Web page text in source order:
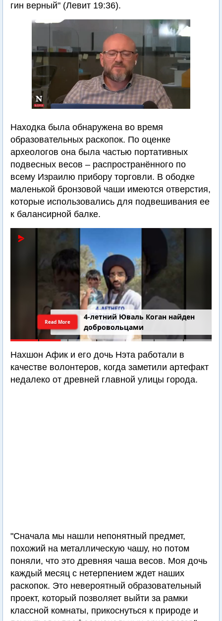
гин верный" (Левит 19:36).
Находка была обнаружена во время
образовательных раскопок. По оценке
археологов она была частью портативных
подвесных весов – распространённого по
всему Израилю прибору торговли. В ободке
маленькой бронзовой чаши имеются отверстия,
которые использовались для подвешивания ее
к балансирной балке.
4-летний Юваль Коган найден
добровольцами
Read More
Нахшон Афик и его дочь Нэта работали в
качестве волонтеров, когда заметили артефакт
недалеко от древней главной улицы города.
"Сначала мы нашли непонятный предмет,
похожий на металлическую чашу, но потом
поняли, что это древняя чаша весов. Моя дочь
каждый месяц с нетерпением ждет наших
раскопок. Это невероятный образовательный
проект, который позволяет выйти за рамки
классной комнаты, прикоснуться к природе и